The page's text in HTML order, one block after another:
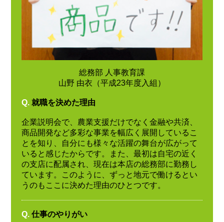
総務部 人事教育課
山野 由衣（平成23年度入組）
Q. 就職を決めた理由
企業説明会で、農業支援だけでなく金融や共済、
商品開発など多彩な事業を幅広く展開しているこ
とを知り、自分にも様々な活躍の舞台が広がって
いると感じたからです。また、最初は自宅の近く
の支店に配属され、現在は本店の総務部に勤務し
ています。このように、ずっと地元で働けるとい
うのもここに決めた理由のひとつです。
Q. 仕事のやりがい